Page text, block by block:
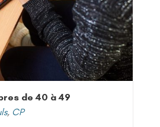
de 40 à 49
, CP